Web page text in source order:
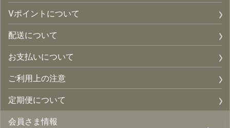
Vポイントについて
配送について
お支払いについて
ご利用上の注意
定期便について
会員さま情報